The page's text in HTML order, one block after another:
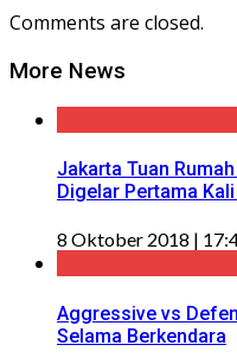
Comments are closed.
More News
Jakarta Tuan
Digelar Pertama
8 Oktober 2018 |
Aggressive vs
Selama Berkendara